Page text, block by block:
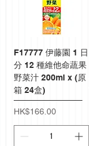
F17777 伊藤園 1 日
分 12 種維他命蔬果
野菜汁 200ml x (原
箱 24盒)
Price
HK$166.00